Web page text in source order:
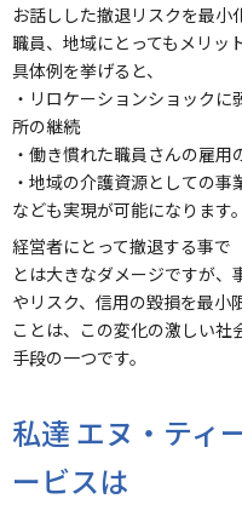
お話しした撤退リスクを最小
職員、地域にとってもメリッ
具体例を挙げると、
・リロケーションショック
所の継続
・働き慣れた職員さんの雇用
・地域の介護資源としての事
なども実現が可能になります。
経営者にとって撤退する事で
とは大きなダメージですが、
やリスク、信用の毀損を最小
ことは、この変化の激しい
手段の一つです。
私達 エヌ・ティ
ービスは